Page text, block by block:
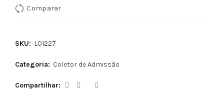
Comparar
SKU: L01227
Categoria: Coletor de Admissão
Compartilhar